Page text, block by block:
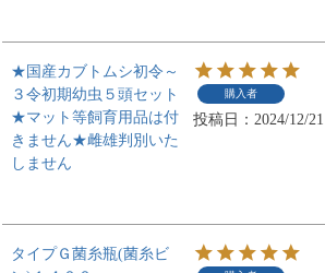
★国産カブトムシ初令～
３令初期幼虫５頭セット
★マット等飼育用品は付
きません★雌雄判別いた
しません
購入者
投稿日 2024/12/21
タイプＧ菌糸瓶(菌糸ビ